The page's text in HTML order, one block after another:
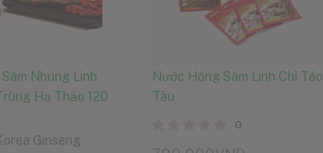
Nhung Linh
Hạ Thảo 120
Ginseng
Nước Hồng Sâm Linh Chi Táo
Tàu
0